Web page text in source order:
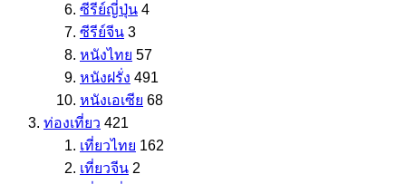
ซีรีย์ญี่ปุ่น 4
ซีรีย์จีน 3
หนังไทย 57
หนังฝรั่ง 491
หนังเอเซีย 68
ท่องเที่ยว 421
เที่ยวไทย 162
เที่ยวจีน 2